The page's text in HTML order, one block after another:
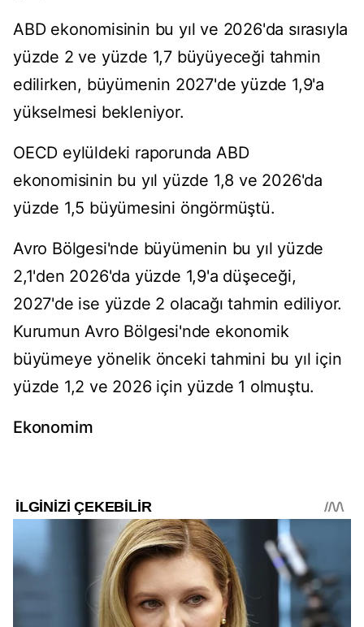
ABD ekonomisinin bu yıl ve 2026'da sırasıyla
yüzde 2 ve yüzde 1,7 büyüyeceği tahmin
edilirken, büyümenin 2027'de yüzde 1,9'a
yükselmesi bekleniyor.
OECD eylüldeki raporunda ABD
ekonomisinin bu yıl yüzde 1,8 ve 2026'da
yüzde 1,5 büyümesini öngörmüştü.
Avro Bölgesi'nde büyümenin bu yıl yüzde
2,1'den 2026'da yüzde 1,9'a düşeceği,
2027'de ise yüzde 2 olacağı tahmin ediliyor.
Kurumun Avro Bölgesi'nde ekonomik
büyümeye yönelik önceki tahmini bu yıl için
yüzde 1,2 ve 2026 için yüzde 1 olmuştu.
Ekonomim